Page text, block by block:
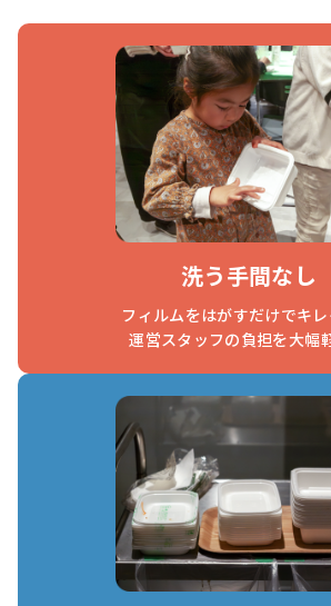
洗う手間なし
フィルムをはがすだけでキレ
運営スタッフの負担を大幅